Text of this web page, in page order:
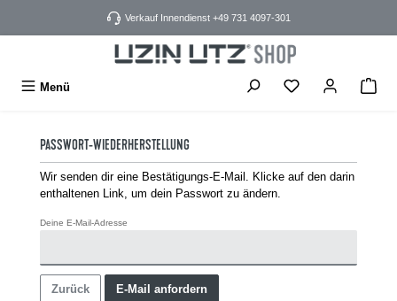
Verkauf Innendienst +49 731 4097-301
Menü
PASSWORT-WIEDERHERSTELLUNG
Wir senden dir eine Bestätigungs-E-Mail. Klicke auf den darin
enthaltenen Link, um dein Passwort zu ändern.
Deine E-Mail-Adresse
Zurück E-Mail anfordern